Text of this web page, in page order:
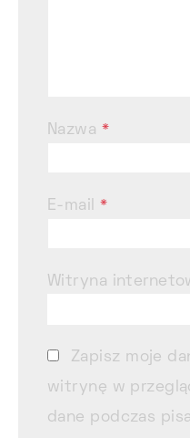
Nazwa *
E-mail*
Witryna
Zapisz moje
witrynę w
dane podczas